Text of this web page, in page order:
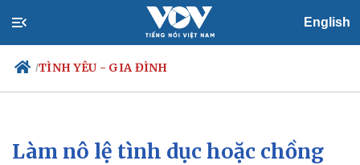
English
/TÌNH YÊU - GIA ĐÌNH
Chính trị
Xã hội
Làm nô lệ tình dục hoặc chồng